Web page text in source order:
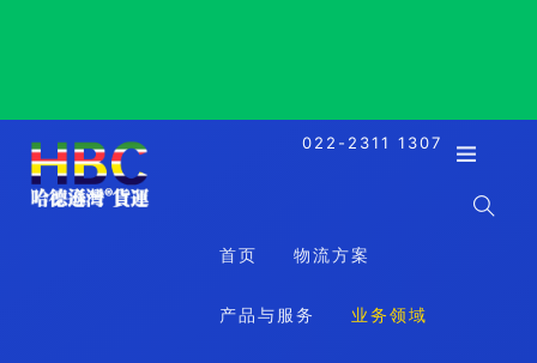
022-2311 1307
首页 物流方案
产品与服务 业务领域